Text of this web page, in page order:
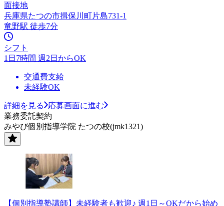
面接地
兵庫県たつの市揖保川町片島731-1
竜野駅 徒歩7分
シフト
1日7時間 週2日からOK
交通費支給
未経験OK
詳細を見る
応募画面に進む
業務委託契約
みやび個別指導学院 たつの校(jmk1321)
【個別指導塾講師】未経験者も歓迎♪ 週1日～OKだから始め